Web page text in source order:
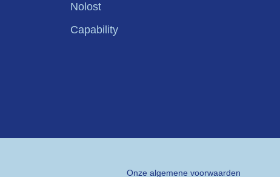
Nolost
Capability
Onze algemene voorwaarden